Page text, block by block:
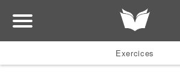
Exercices